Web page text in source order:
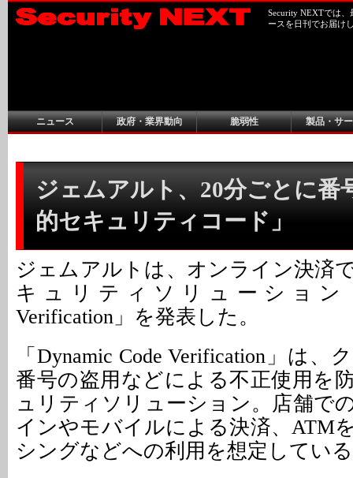
Security NEXTでは
ースを日刊でお届け
ニュース 政府・業界動向 脆弱性 製品・サ
ジェムアルト、20分ごとに番
的セキュリティコード」
ジェムアルトは、オンライン決済
キュリティソリューション「
Verification」を発表した。
「Dynamic Code Verification」は、
番号の盗用などによる不正使用を
ュリティソリューション。店舗で
インやモバイルによる決済、ATM
シングなどへの利用を想定してい